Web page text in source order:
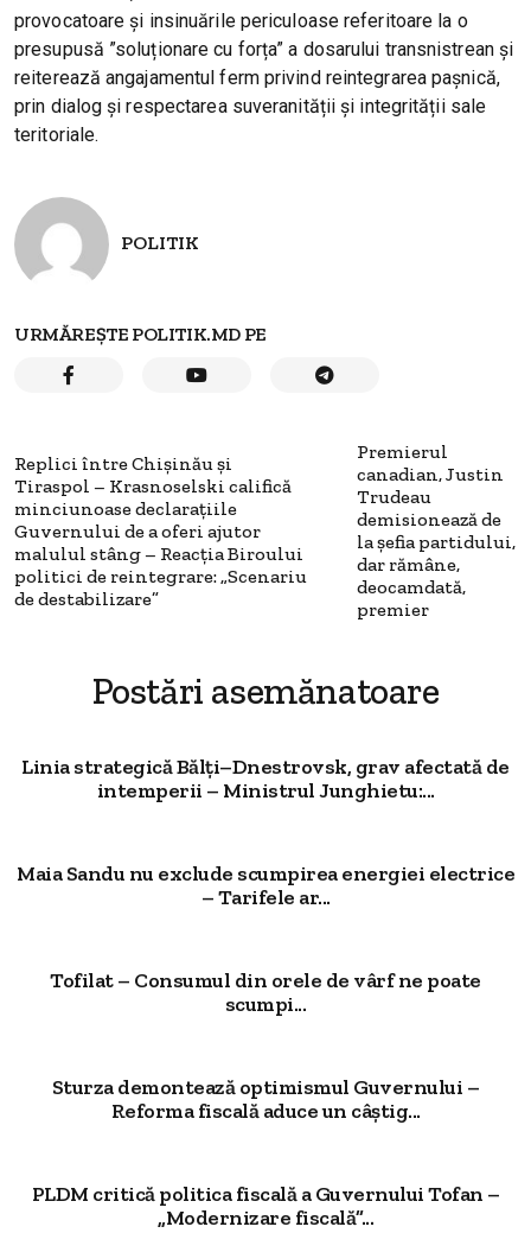
provocatoare și insinuările periculoase referitoare la o
presupusă ”soluționare cu forța” a dosarului transnistrean și
reiterează angajamentul ferm privind reintegrarea pașnică,
prin dialog și respectarea suveranității și integrității sale
teritoriale.
POLITIK
URMĂREȘTE POLITIK.MD PE
Replici între Chișinău și
Tiraspol – Krasnoselski califică
minciunoase declarațiile
Guvernului de a oferi ajutor
malulul stâng – Reacția Biroului
politici de reintegrare: „Scenariu
de destabilizare”
Premierul
canadian, Justin
Trudeau
demisionează de
la șefia partidului,
dar rămâne,
deocamdată,
premier
Postări asemănatoare
Linia strategică Bălți–Dnestrovsk, grav afectată de
intemperii – Ministrul Junghietu:...
Maia Sandu nu exclude scumpirea energiei electrice
– Tarifele ar...
Tofilat – Consumul din orele de vârf ne poate
scumpi...
Sturza demontează optimismul Guvernului –
Reforma fiscală aduce un câștig...
PLDM critică politica fiscală a Guvernului Tofan –
„Modernizare fiscală”...